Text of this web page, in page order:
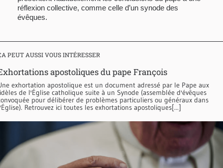
réflexion collective, comme celle d’un synode des
évêques.
PEUT AUSSI VOUS INTÉRESSER
apostoliques du pape François
exhortation apostolique est un document adressé par le Pape aux
de l'Église catholique suite à un Synode (assemblée d'évêques
pour délibérer de problèmes particuliers ou généraux dans
Retrouvez ici toutes les exhortations apostoliques[...]